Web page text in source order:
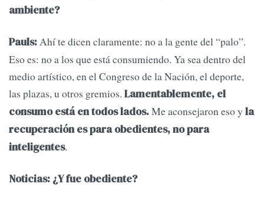
ambiente?
Pauls:Ahí te dicen claramente: no a la gente del “palo”.
Eso es: no a los que está consumiendo. Ya sea dentro del
medio artístico, en el Congreso de la Nación, el deporte,
las plazas, u otros gremios. Lamentablemente, el
consumo está en todos lados.Me aconsejaron eso y la
recuperación es para obedientes, no para
inteligentes.
Noticias: ¿Y fue obediente?